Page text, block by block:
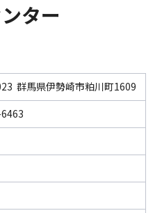
ター
群馬県伊勢崎市粕川町1609